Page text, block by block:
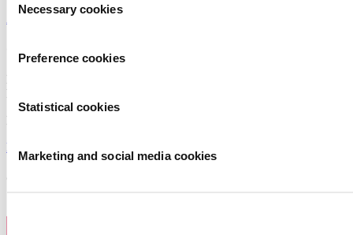
Necessary cookies
Preference cookies
Statistical cookies
Marketing and social media cookies
AANMELDEN
Horecava
Postbus 77777, 1070 MS Amsterdam
Europaplein 24, 1078 GZ Amsterdam
horecava@rai.nl